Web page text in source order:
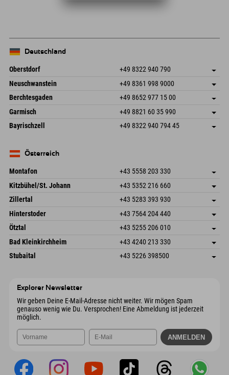
Deutschland
Oberstdorf +49 8322 940 790
An der Breitach 3
87538 Fischen I. Allgäu
Deutschland
Adresse speichern
Anreiseinfos
Buchen
Neuschwanstein +49 8361 998 9000
An der Riese 45
87484 Nesselwang im Allgäu
Deutschland
Adresse speichern
Buchen
Berchtesgaden +49 8652 977 15 00
Hofreitstr. 7
83471 Schönau am Königssee
Deutschland
Adresse speichern
Anreiseinfos
Buchen
Garmisch +49 8821 60 35 990
Frickenstraße 22
82490 Farchant
Adresse speichern
Bayrischzell +49 8322 940 794 45
Deutschland
Österreich
Montafon +43 5558 203 330
Dorfstr. 127b
6793 Gaschurn/Montafon
Österreich
Adresse speichern
Anreiseinfos
Buchen
Kitzbühel/St. Johann +43 5352 216 660
Speckbacherstraße 87
Österreich
Adresse speichern
Buchen
Zillertal +43 5283 393 930
Schmiedau 2
6272 Kaltenbach im Zillertal
Österreich
Adresse speichern
Anreiseinfos
Buchen
Hinterstoder +43 7564 204 440
Freizeitpark 10
Österreich
Adresse speichern
Buchen
Ötztal +43 5255 206 010
Gscheat 14
6441 Umhausen
Österreich
Adresse speichern
Anreiseinfos
Buchen
Bad Kleinkirchheim +43 4240 213 330
Dorfstraße 24
Adresse speichern
Stubaital +43 5226 398500
Explorer Newsletter
Wir geben Deine E-Mail-Adresse nicht weiter. Wir mögen Spam
genauso wenig wie Du. Versprochen! Eine Abmeldung ist jederzeit
möglich.